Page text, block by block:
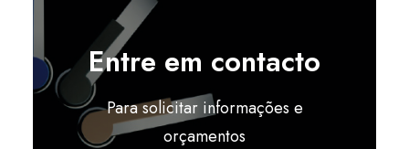
Entre em contacto
Para solicitar informações e
orçamentos